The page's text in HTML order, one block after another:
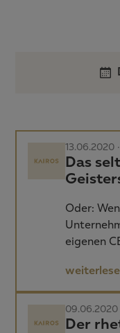
13.06.2020 ·
Das
Oder:
eigenen
09.06.2020
Der